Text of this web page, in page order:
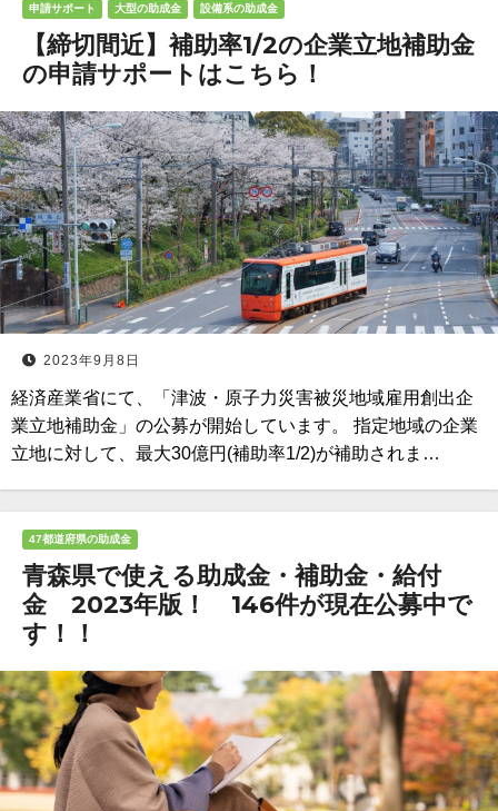
申請サポート 大型の助成金 設備系の助成金
【締切間近】補助率1/2の企業立地補助金
の申請サポートはこちら！
2023年9月8日
経済産業省にて、「津波・原子力災害被災地域雇用創出企
業立地補助金」の公募が開始しています。 指定地域の企業
立地に対して、最大30億円(補助率1/2)が補助されま…
47都道府県の助成金
青森県で使える助成金・補助金・給付
金 2023年版！ 146件が現在公募中で
す！！